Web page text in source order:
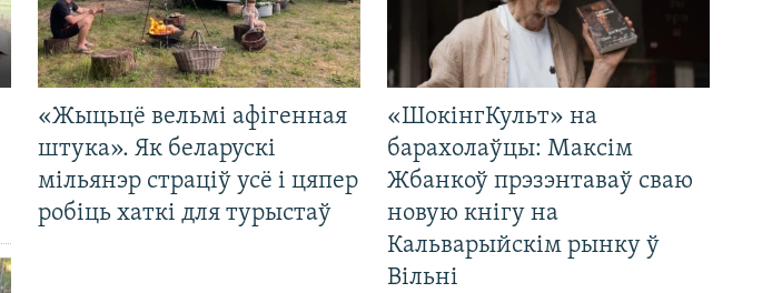
«Жыцьцё вельмі афігенная
штука». Як беларускі
мільянэр страціў усё і цяпер
робіць хаткі для турыстаў
«ШокінгКульт» на
барахолаўцы: Максім
Жбанкоў прэзэнтаваў сваю
новую кнігу на
Кальварыйскім рынку ў
Вільні